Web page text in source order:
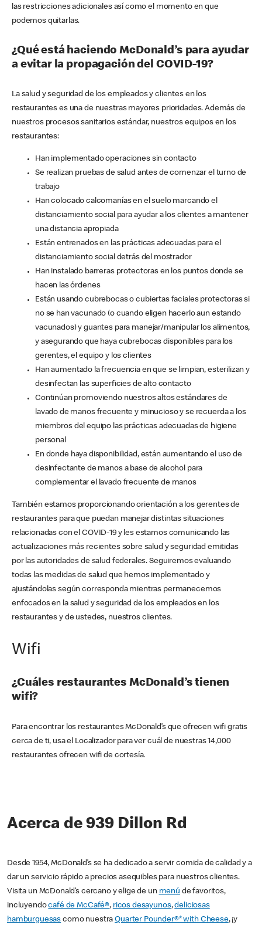
las restricciones adicionales así como el momento en que
podemos quitarlas.
¿Qué está haciendo McDonald’s para ayudar
a evitar la propagación del COVID-19?
La salud y seguridad de los empleados y clientes en los
restaurantes es una de nuestras mayores prioridades. Además de
nuestros procesos sanitarios estándar, nuestros equipos en los
restaurantes:
Han implementado operaciones sin contacto
Se realizan pruebas de salud antes de comenzar el turno de
trabajo
Han colocado calcomanías en el suelo marcando el
distanciamiento social para ayudar a los clientes a mantener
una distancia apropiada
Están entrenados en las prácticas adecuadas para el
distanciamiento social detrás del mostrador
Han instalado barreras protectoras en los puntos donde se
hacen las órdenes
Están usando cubrebocas o cubiertas faciales protectoras si
no se han vacunado (o cuando eligen hacerlo aun estando
vacunados) y guantes para manejar/manipular los alimentos,
y asegurando que haya cubrebocas disponibles para los
gerentes, el equipo y los clientes
Han aumentado la frecuencia en que se limpian, esterilizan y
desinfectan las superficies de alto contacto
Continúan promoviendo nuestros altos estándares de
lavado de manos frecuente y minucioso y se recuerda a los
miembros del equipo las prácticas adecuadas de higiene
personal
En donde haya disponibilidad, están aumentando el uso de
desinfectante de manos a base de alcohol para
complementar el lavado frecuente de manos
También estamos proporcionando orientación a los gerentes de
restaurantes para que puedan manejar distintas situaciones
relacionadas con el COVID-19 y les estamos comunicando las
actualizaciones más recientes sobre salud y seguridad emitidas
por las autoridades de salud federales. Seguiremos evaluando
todas las medidas de salud que hemos implementado y
ajustándolas según corresponda mientras permanecemos
enfocados en la salud y seguridad de los empleados en los
restaurantes y de ustedes, nuestros clientes.
Wifi
¿Cuáles restaurantes McDonald’s tienen
wifi?
Para encontrar los restaurantes McDonald’s que ofrecen wifi gratis
cerca de ti, usa el Localizador para ver cuál de nuestras 14,000
restaurantes ofrecen wifi de cortesía.
Acerca de 939 Dillon Rd
Desde 1954, McDonald’s se ha dedicado a servir comida de calidad y a
dar un servicio rápido a precios asequibles para nuestros clientes.
Visita un McDonald’s cercano y elige de un menú de favoritos,
incluyendocafé de McCafé®, ricos desayunos,deliciosas
hamburguesas como nuestraQuarter Pounder®* with Cheese, ¡y